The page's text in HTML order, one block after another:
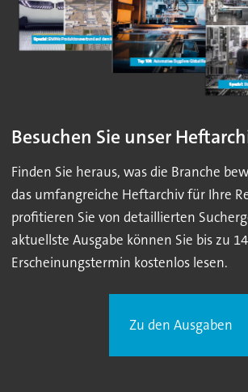
Besuchen Sie unser
Finden Sie heraus, was die Branche
das umfangreiche Heftarchiv für Ihre
profitieren Sie von detaillierten
aktuellste Ausgabe können Sie bis zu
Erscheinungstermin kostenlos lesen.
Zu den Ausgaben